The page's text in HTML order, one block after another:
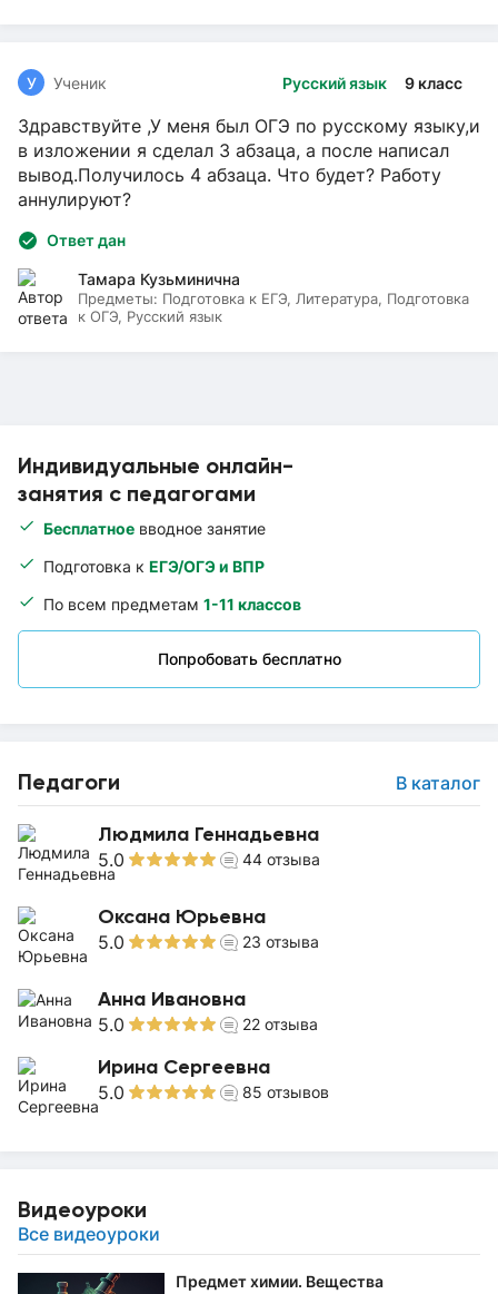
Индивидуальные онлайн-
занятия с педагогами
Бесплатное вводное занятие
Подготовка к ЕГЭ/ОГЭ и ВПР
По всем предметам 1-11 классов
Попробовать бесплатно
Педагоги В каталог
Людмила Геннадьевна
5.0 44 отзыва
Оксана Юрьевна
5.0 23 отзыва
Анна Ивановна
5.0 22 отзыва
Ирина Сергеевна
5.0 85 отзывов
Видеоуроки
Все видеоуроки
Предмет химии. Вещества
Русский язык 9 класс
У Ученик
Здравствуйте ,У меня был ОГЭ по русскому языку,и
в изложении я сделал 3 абзаца, а после написал
вывод.Получилось 4 абзаца. Что будет? Работу
аннулируют?
Ответ дан
Тамара Кузьминична
Предметы: Подготовка к ЕГЭ, Литература, Подготовка
к ОГЭ, Русский язык